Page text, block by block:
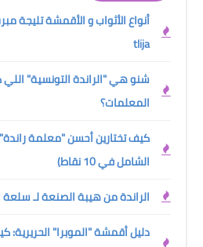
tlija
شنو هي "الراندة التونسية"
المعلمات؟
كيف تختارين أحسن "معلمة
الشامل في 10 نقاط)
الراندة من هيبة الصنعة لـ
دليل أقمشة "الموبرا" الحريرية: